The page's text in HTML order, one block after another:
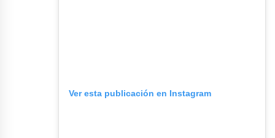
Ver esta publicación en Instagram